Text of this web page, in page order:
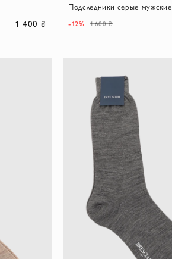
1 400 ₴
Подследники серые мужские
-12% 1 600 ₴